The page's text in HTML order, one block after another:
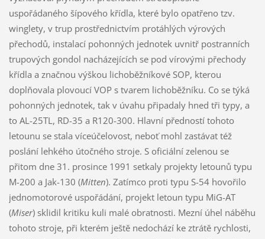
uspořádaného šípového křídla, které bylo opatřeno tzv.
winglety, v trup prostřednictvím protáhlých výrových
přechodů, instalací pohonných jednotek uvnitř postranních
trupových gondol nacházejících se pod vírovými přechody
křídla a značnou výškou lichoběžníkové SOP, kterou
doplňovala plovoucí VOP s tvarem lichoběžníku. Co se týká
pohonných jednotek, tak v úvahu připadaly hned tři typy, a
to AL-25TL, RD-35 a R120-300. Hlavní předností tohoto
letounu se stala víceúčelovost, neboť mohl zastávat též
poslání lehkého útočného stroje. S oficiální zelenou se
přitom dne 31. prosince 1991 setkaly projekty letounů typu
M-200 a Jak-130 (Mitten). Zatímco proti typu S-54 hovořilo
jednomotorové uspořádání, projekt letoun typu MiG-AT
(Miser) sklidil kritiku kuli malé obratnosti. Mezní úhel náběhu
tohoto stroje, při kterém ještě nedochází ke ztrátě rychlosti,